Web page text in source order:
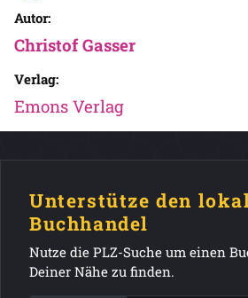
Autor:
Christof Gasser
Verlag:
Emons Verlag
Unterstütze den
Buchhandel
Nutze die PLZ-Suche um einen
Deiner Nähe zu finden.